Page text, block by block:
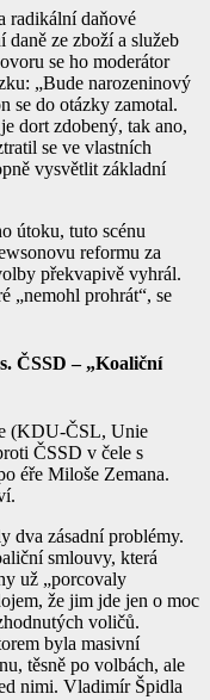
radikální daňové
daně ze zboží a služeb
se ho moderátor
„Bude narozeninový
se do otázky zamotal.
dort zdobený, tak ano,
se ve vlastních
vysvětlit základní
útoku, tuto scénu
reformu za
překvapivě vyhrál.
„nemohl prohrát“, se
ČSSD – „Koaliční
(KDU-ČSL, Unie
ČSSD v čele s
éře Miloše Zemana.
dva zásadní problémy.
smlouvy, která
už „porcovaly
že jim jde jen o moc
voličů.
byla masivní
těsně po volbách, ale
nimi. Vladimír Špidla